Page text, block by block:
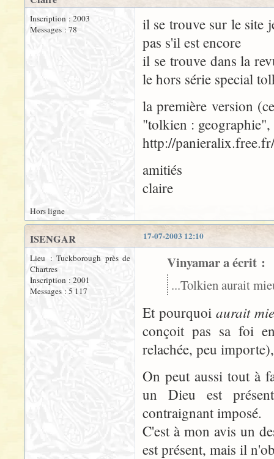
Inscription : 2003
Messages : 78
il se trouve sur le site
pas s'il est encore
il se trouve dans la
le hors série special
la première version
"tolkien : geographie",
http://panieralix.free.fr/
amitiés
claire
Hors ligne
17-07-2003 12:10
ISENGAR
Lieu : Tuckborough près de
Chartres
Inscription : 2001
Messages : 5 117
Vinyamar a écrit :
...Tolkien aurait
Et pourquoiaurait
conçoit pas sa foi
relachée, peu
On peut aussi tout à
un Dieu est
contraignant imposé.
C'est à mon avis un
est présent, mais il